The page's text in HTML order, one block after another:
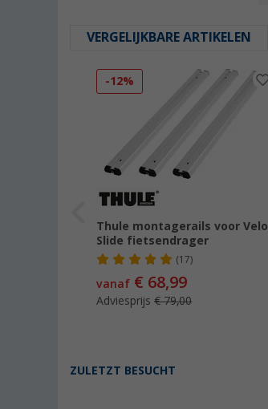
VERGELIJKBARE ARTIKELEN
-12%
Thule montagerails voor Velo
Slide fietsendrager
(17)
vanaf € 68,99
Adviesprijs€ 79,00
ZULETZT BESUCHT